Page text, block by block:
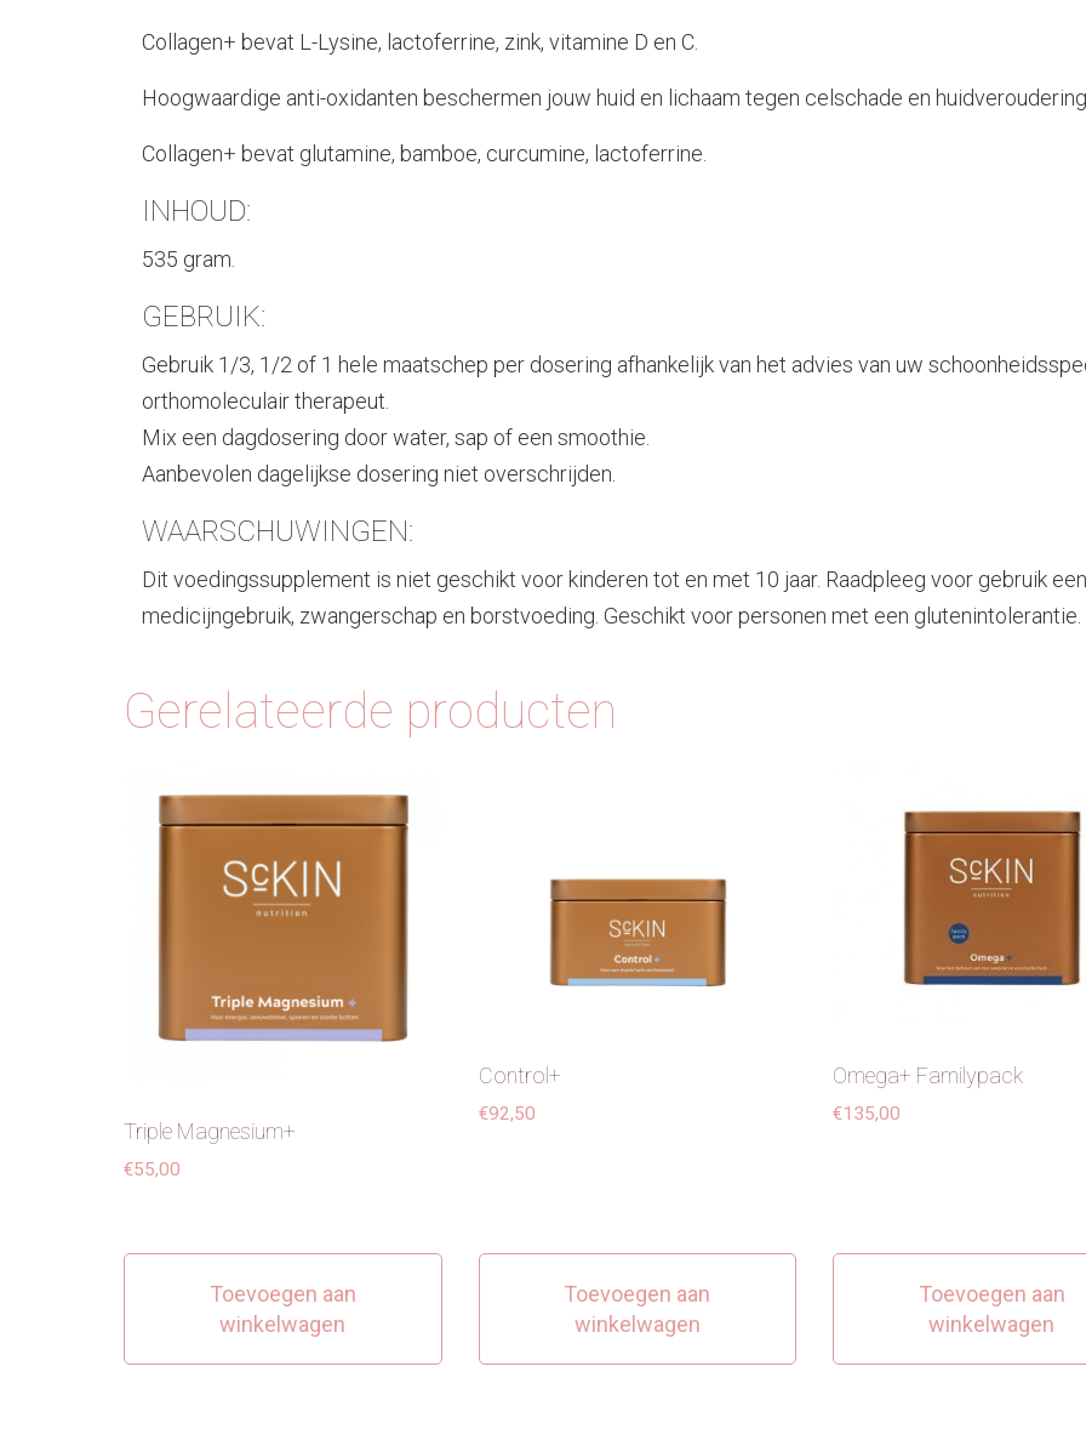
Collagen+ bevat L-Lysine, lactoferrine, zink, vitamine D en C.
Hoogwaardige anti-oxidanten beschermen jouw huid en lichaam tegen celschade en huidveroudering.
Collagen+ bevat glutamine, bamboe, curcumine, lactoferrine.
INHOUD:
535 gram.
GEBRUIK:
Gebruik 1/3, 1/2 of 1 hele maatschep per dosering afhankelijk van het advies van uw
orthomoleculair therapeut.
Mix een dagdosering door water, sap of een smoothie.
Aanbevolen dagelijkse dosering niet overschrijden.
WAARSCHUWINGEN:
Dit voedingssupplement is niet geschikt voor kinderen tot en met 10 jaar. Raadpleeg voor gebruik
medicijngebruik, zwangerschap en borstvoeding. Geschikt voor personen met een glutenintolerantie.
Gerelateerde producten
Triple Magnesium+
€55,00
Toevoegen aan
winkelwagen
Control+
€92,50
Toevoegen aan
winkelwagen
Omega+ Familypack
€135,00
Toevoegen aan
winkelwagen